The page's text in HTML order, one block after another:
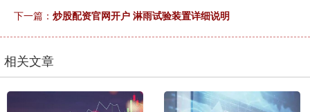
下一篇： 炒股配资官网开户 淋雨试验装置详细说明
相关文章